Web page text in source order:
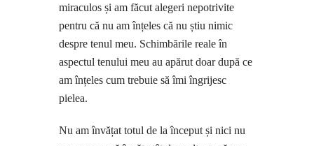
miraculos și am făcut alegeri nepotrivite
pentru că nu am înțeles că nu știu nimic
despre tenul meu. Schimbările reale în
aspectul tenului meu au apărut doar după ce
am înțeles cum trebuie să îmi îngrijesc
pielea.
Nu am învățat totul de la început și nici nu